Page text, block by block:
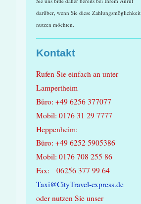
darüber, wenn Sie diese Zahlungsmöglichkeit
nutzen möchten.
Kontakt
Rufen Sie einfach an unter
Lampertheim
Büro: +49 6256 377077
Mobil: 0176 31 29 7777
Heppenheim:
Büro: +49 6252 5905386
Mobil: 0176 708 255 86
Fax: 06256 377 99 64
Taxi@CityTravel-express.de
oder nutzen Sie unser